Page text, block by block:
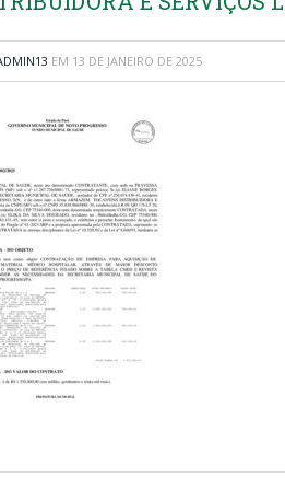
EM 13 DE JANEIRO DE 2025